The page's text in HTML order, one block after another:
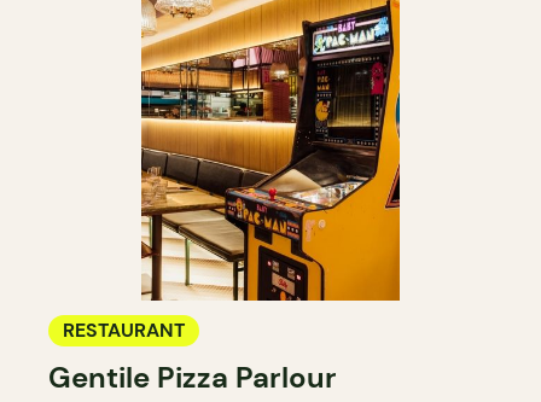
RESTAURANT
Gentile Pizza Parlour